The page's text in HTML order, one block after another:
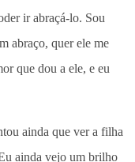
ir abraçá-lo. Sou
abraço, quer ele me
que dou a ele, e eu
ainda que ver a filha
ainda vejo um brilho